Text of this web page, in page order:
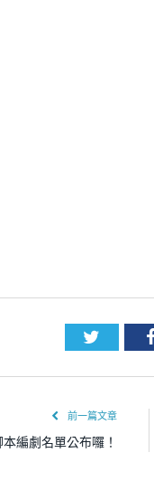
Twitter
前一篇文章
編劇名單公布囉！